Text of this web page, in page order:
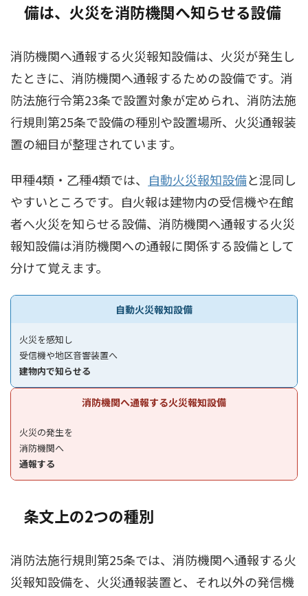
備は、火災を消防機関へ知らせる設備
消防機関へ通報する火災報知設備は、火災が発生し
たときに、消防機関へ通報するための設備です。消
防法施行令第23条で設置対象が定められ、消防法施
行規則第25条で設備の種別や設置場所、火災通報装
置の細目が整理されています。
甲種4類・乙種4類では、
自動火災報知設備と混同し
やすいところです。自火報は建物内の受信機や在館
者へ火災を知らせる設備、消防機関へ通報する火災
報知設備は消防機関への通報に関係する設備として
分けて覚えます。
自動火災報知設備
火災を感知し
受信機や地区音響装置へ
建物内で知らせる
消防機関へ通報する火災報知設備
火災の発生を
消防機関へ
通報する
条文上の2つの種別
消防法施行規則第25条では、消防機関へ通報する火
災報知設備を、火災通報装置と、それ以外の発信機